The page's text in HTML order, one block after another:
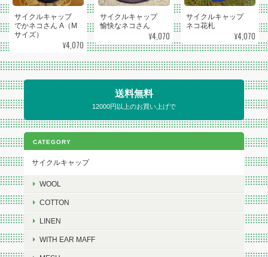
サイクルキャップ
でかネコさん A（M
サイズ）
¥4,070
サイクルキャップ
愉快なネコさん
¥4,070
サイクルキャップ
ネコ花札
¥4,070
送料無料
12000円以上のお買い上げで
CATEGORY
サイクルキャップ
WOOL
COTTON
LINEN
WITH EAR MAFF